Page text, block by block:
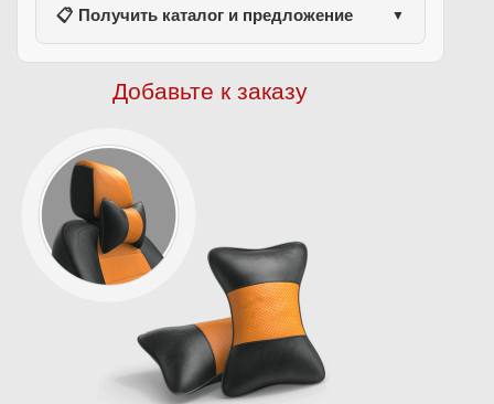
📋 Получить каталог и предложение ▼
Добавьте к заказу